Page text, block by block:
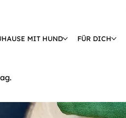
MIT HUND FÜR DICH